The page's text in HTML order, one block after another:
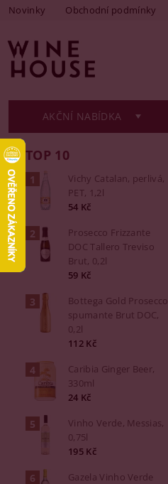
Novinky Obchodní podmínky
AKČNÍ NABÍDKA
TOP 10
Vichy Catalan, perlivá,
PET, 1,2l
54 Kč
Prosecco Frizzante
DOC Tallero Treviso
Brut, 0,2l
59 Kč
Bottega Gold Prosecco
spumante Brut DOC,
0,2l
112 Kč
Caribia Ginger Beer,
330ml
24 Kč
Vinho Verde, Messias,
0,75l
195 Kč
Gazela Vinho Verde